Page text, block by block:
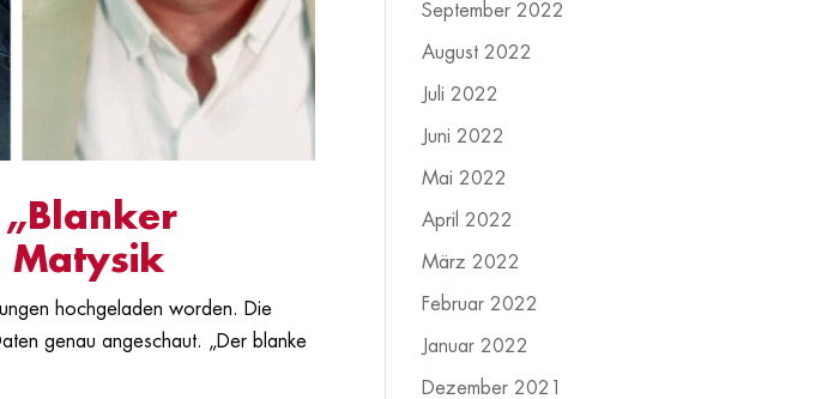
Matysik
hochgeladen worden. Die
genau angeschaut. „Der blanke
September 2022
August 2022
Juli 2022
Juni 2022
Mai 2022
April 2022
März 2022
Februar 2022
Januar 2022
Dezember 2021